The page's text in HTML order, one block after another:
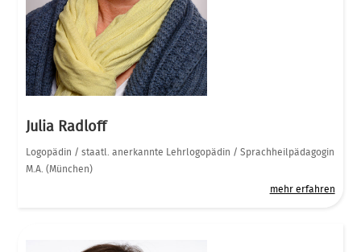
Julia Radloff
Logopädin / staatl. anerkannte Lehrlogopädin / Sprachheilpädagogin
M.A. (München)
mehr erfahren